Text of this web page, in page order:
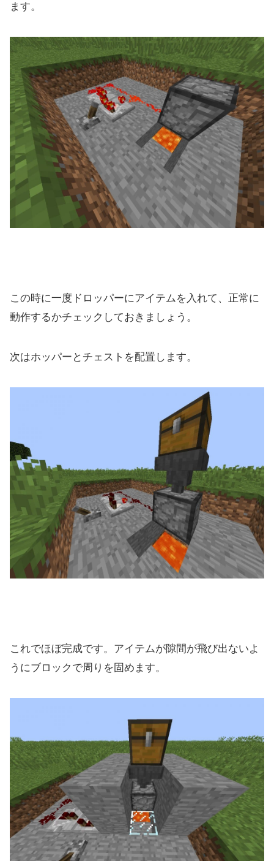
ます。
この時に一度ドロッパーにアイテムを入れて、正常に
動作するかチェックしておきましょう。
次はホッパーとチェストを配置します。
これでほぼ完成です。アイテムが隙間が飛び出ないよ
うにブロックで周りを固めます。